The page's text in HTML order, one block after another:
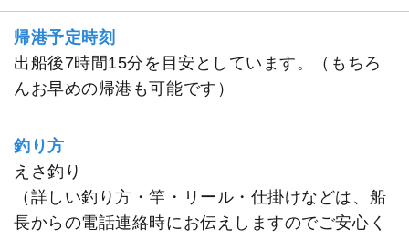
帰港予定時刻
出船後7時間15分を目安としています。（もちろ
んお早めの帰港も可能です）
釣り方
えさ釣り
（詳しい釣り方・竿・リール・仕掛けなどは、船
長からの電話連絡時にお伝えしますのでご安心く